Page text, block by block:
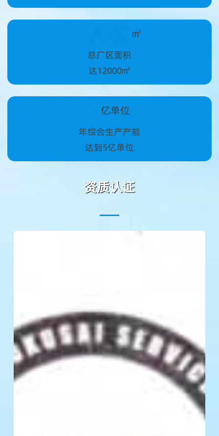
㎡
总厂区面积
达12000㎡
亿单位
年综合生产产能
达到5亿单位
资质认证